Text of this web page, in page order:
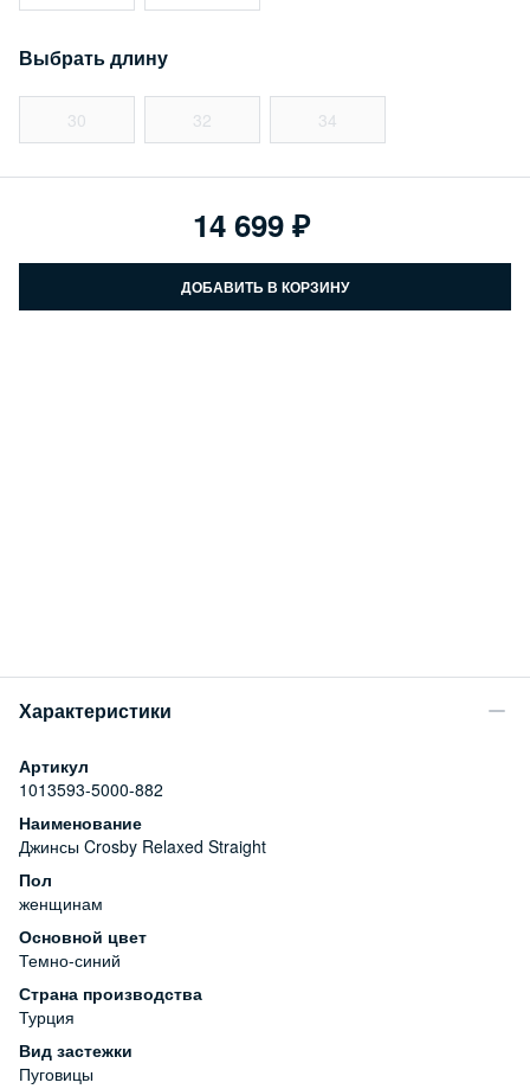
Выбрать длину
30 32 34
ДОБАВИТЬ В КОРЗИНУ
14 699
Характеристики
Артикул
1013593-5000-882
Наименование
Джинсы Crosby Relaxed Straight
Пол
женщинам
Основной цвет
Темно-синий
Страна производства
Турция
Вид застежки
Пуговицы